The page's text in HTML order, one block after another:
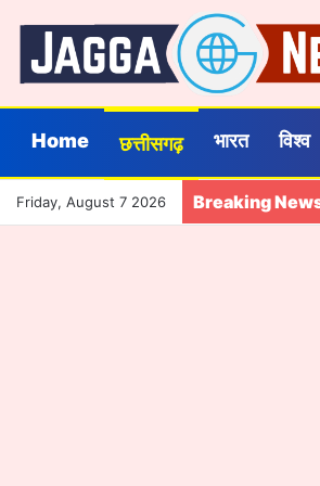
Home छत्तीसगढ़ भारत विश्व
Friday, August 7 2026 Breaking